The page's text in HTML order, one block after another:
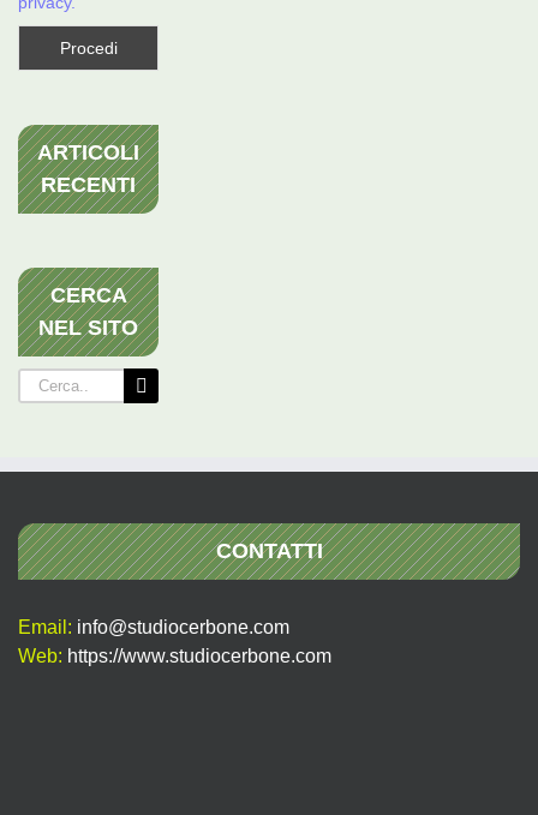
ARTICOLI
RECENTI
CERCA
NEL SITO
Cerca
per:
CONTATTI
Email: info@studiocerbone.com
Web: https://www.studiocerbone.com